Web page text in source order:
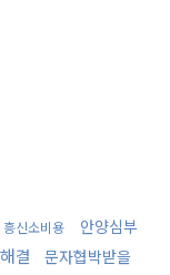
흥신소비용
안양심부
결
문자협박받을